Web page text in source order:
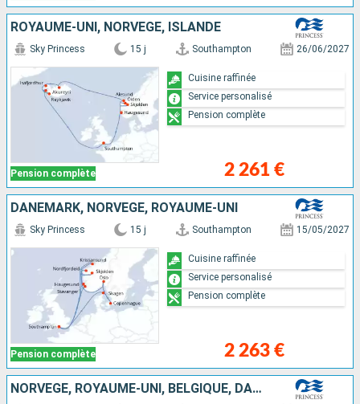
ROYAUME-UNI, NORVÈGE, ISLANDE
Pension complète
Sky Princess 15 j Southampton 26/06/2027
2 261 €
Cuisine raffinée
Service personalisé
Pension complète
DANEMARK, NORVÈGE, ROYAUME-UNI
Pension complète
Sky Princess 15 j Southampton 15/05/2027
2 263 €
Cuisine raffinée
Service personalisé
Pension complète
NORVÈGE, ROYAUME-UNI, BELGIQUE, DANEMARK